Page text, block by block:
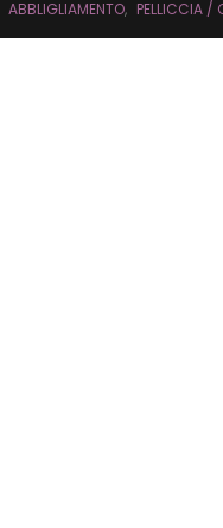
ABBLIGLIAMENTO, PELLICCIA /